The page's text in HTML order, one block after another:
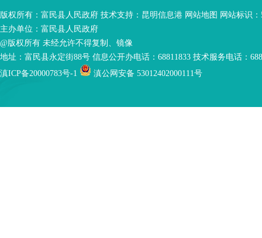
版权所有：富民县人民政府 技术支持： 昆明信息港 网站地图 网站标识：
主办单位：富民县人民政府
@版权所有 未经允许不得复制、镜像
地址：富民县永定街88号 信息公开办电话：68811833 技术服务电话：
滇ICP备20000783号-1
滇公网安备 53012402000111号